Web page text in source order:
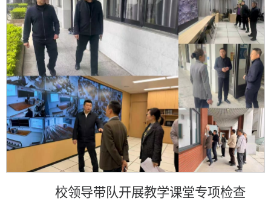
校领导带队开展教学课堂专项检查